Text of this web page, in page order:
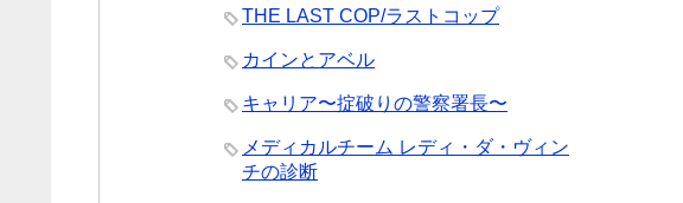
THE LAST COP/ラストコップ
カインとアベル
キャリア〜掟破りの警察署長〜
メディカルチーム レディ・ダ・ヴィン
チの診断